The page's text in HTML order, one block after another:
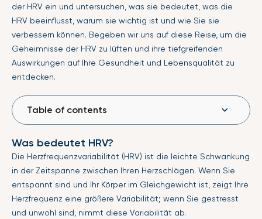
der HRV ein und untersuchen, was sie bedeutet, was die
HRV beeinflusst, warum sie wichtig ist und wie Sie sie
verbessern können. Begeben wir uns auf diese Reise, um die
Geheimnisse der HRV zu lüften und ihre tiefgreifenden
Auswirkungen auf Ihre Gesundheit und Lebensqualität zu
entdecken.
Table of contents
Was bedeutet HRV?
Die Herzfrequenzvariabilität (HRV) ist die leichte Schwankung
in der Zeitspanne zwischen Ihren Herzschlägen. Wenn Sie
entspannt sind und Ihr Körper im Gleichgewicht ist, zeigt Ihre
Herzfrequenz eine größere Variabilität; wenn Sie gestresst
und unwohl sind, nimmt diese Variabilität ab.